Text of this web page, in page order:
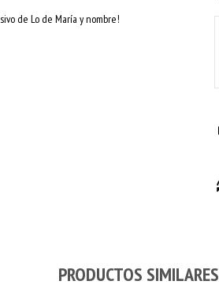
de Lo de María y nombre!
PRODUCTOS SIMILARES